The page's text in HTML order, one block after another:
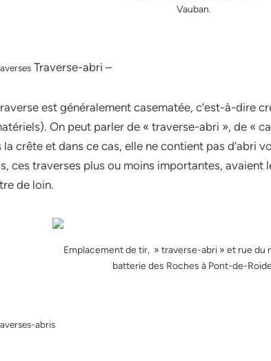
Vauban.
Traverse-abri –
est généralement casematée, c’est-à-dire
On peut parler de « traverse-abri », de «
la crête et dans ce cas, elle ne contient pas d’abri
ces traverses plus ou moins importantes, avaient
de loin.
Emplacement de tir, » traverse-abri » et rue du
batterie des Roches à Pont-de-
abris